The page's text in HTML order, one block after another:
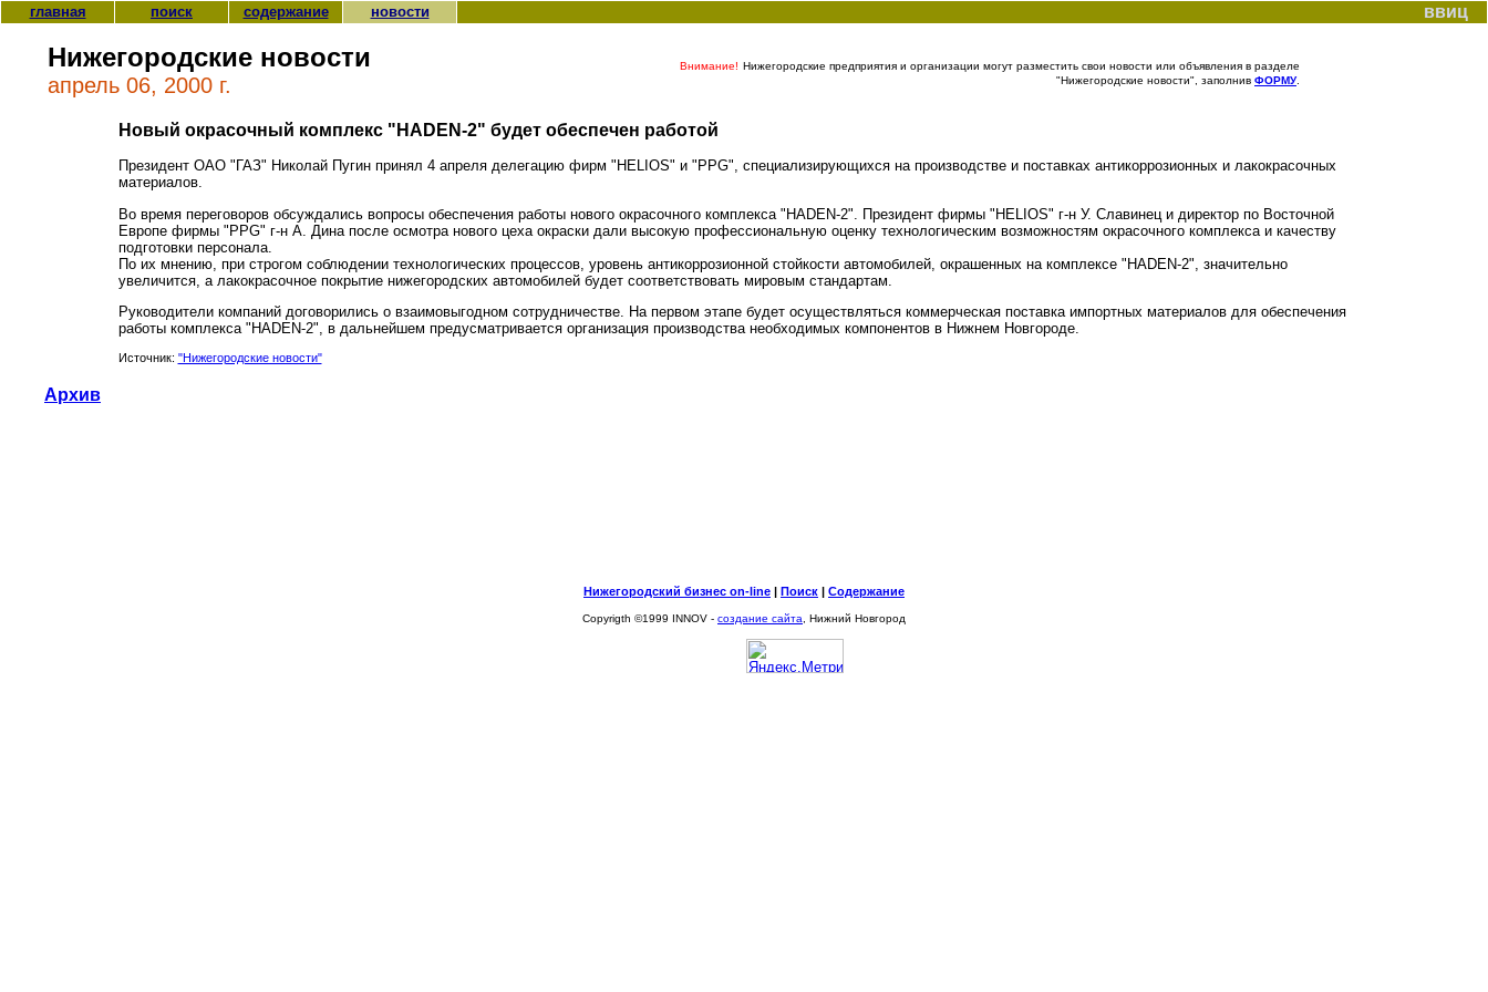
главная поиск содержание новости ввиц
Нижегородские новости
апрель 06, 2000 г.
Внимание! Нижегородские предприятия и организации могут разместить свои новости или объявления в разделе
"Нижегородские новости", заполнив ФОРМУ.
Новый окрасочный комплекс "HADEN-2" будет обеспечен работой
Президент ОАО "ГАЗ" Николай Пугин принял 4 апреля делегацию фирм "HELIOS" и "PPG", специализирующихся на производстве и поставках антикоррозионных и лакокрасочных
материалов.
Во время переговоров обсуждались вопросы обеспечения работы нового окрасочного комплекса "HADEN-2". Президент фирмы "HELIOS" г-н У. Славинец и директор по Восточной
Европе фирмы "PPG" г-н А. Дина после осмотра нового цеха окраски дали высокую профессиональную оценку технологическим возможностям окрасочного комплекса и качеству
подготовки персонала.
По их мнению, при строгом соблюдении технологических процессов, уровень антикоррозионной стойкости автомобилей, окрашенных на комплексе "HADEN-2", значительно
увеличится, а лакокрасочное покрытие нижегородских автомобилей будет соответствовать мировым стандартам.
Руководители компаний договорились о взаимовыгодном сотрудничестве. На первом этапе будет осуществляться коммерческая поставка импортных материалов для обеспечения
работы комплекса "HADEN-2", в дальнейшем предусматривается организация производства необходимых компонентов в Нижнем Новгороде.
Источник: "Нижегородские новости"
Архив
Нижегородский бизнес on-line | Поиск | Содержание
Copyrigth ©1999 INNOV - создание сайта , Нижний Новгород